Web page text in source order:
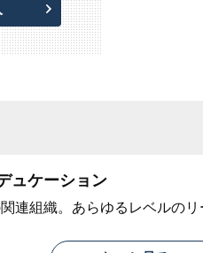
ュケーション
連組織。あらゆるレベルの